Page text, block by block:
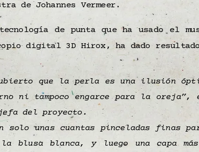
de Johannes Vermeer.
de punta que ha usado el
digital 3D Hirox, ha dado
que la perla es una ilusión
ni tampoco engarce para la oreja”,
del proyecto.
solo unas cuantas pinceladas finas
blusa blanca, y luego una capa más